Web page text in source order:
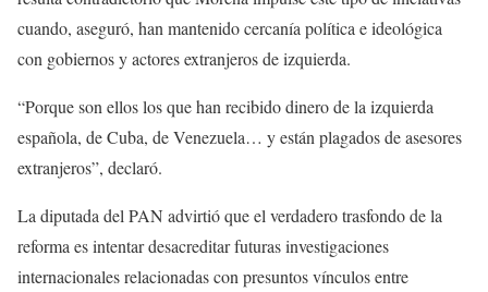
cuando, aseguró, han mantenido cercanía política e ideológica
con gobiernos y actores extranjeros de izquierda.
“Porque son ellos los que han recibido dinero de la izquierda
española, de Cuba, de Venezuela… y están plagados de asesores
extranjeros”, declaró.
La diputada del PAN advirtió que el verdadero trasfondo de la
reforma es intentar desacreditar futuras investigaciones
internacionales relacionadas con presuntos vínculos entre